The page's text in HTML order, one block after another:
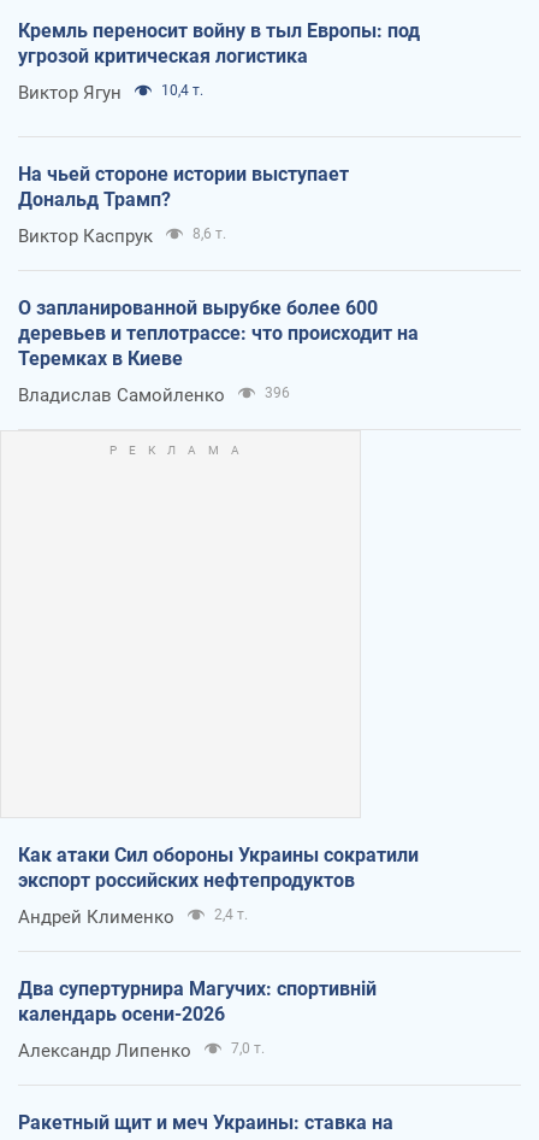
Кремль переносит войну в тыл Европы: под
угрозой критическая логистика
Виктор Ягун 10,4 т.
На чьей стороне истории выступает
Дональд Трамп?
Виктор Каспрук 8,6 т.
О запланированной вырубке более 600
деревьев и теплотрассе: что происходит на
Теремках в Киеве
Владислав Самойленко 396
Как атаки Сил обороны Украины сократили
экспорт российских нефтепродуктов
Андрей Клименко 2,4 т.
Два супертурнира Магучих: спортивній
календарь осени-2026
Александр Липенко 7,0 т.
Ракетный щит и меч Украины: ставка на